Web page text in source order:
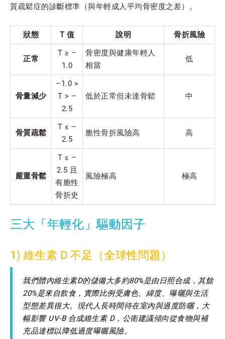
質疏鬆症的診斷標準（與年輕成人平均骨密度之差）。
狀態 T 值 說明 骨折風險
正常
T ≥ –
1.0
骨密度與健康年輕人
相當
低
骨量減少
–1.0 >
T > –
2.5
低於正常但未達骨鬆 中
骨質疏鬆
T ≤ –
2.5
脆性骨折風險高 高
嚴重骨鬆
T ≤ –
2.5 且
有脆性
骨折史
風險極高 極高
三大「年輕化」驅動因子
1) 維生素 D 不足（全球性問題）
我們體內維生素D的儲備大多約80%是由日照合成，其餘
20%是來自飲食，實際比例受膚色、緯度、曝曬與生活
型態差異很大。現代人長時間待在室內與過度防曬，大
幅影響 UV-B 合成維生素 D，公衛建議傾向從食物與補
充品達標以降低過度曝曬風險。